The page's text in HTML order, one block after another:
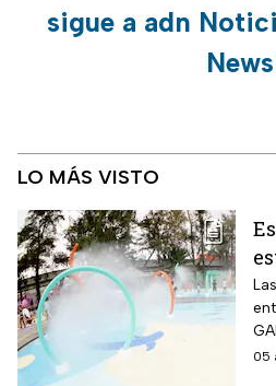
sigue a adn
LO MÁS VISTO
05